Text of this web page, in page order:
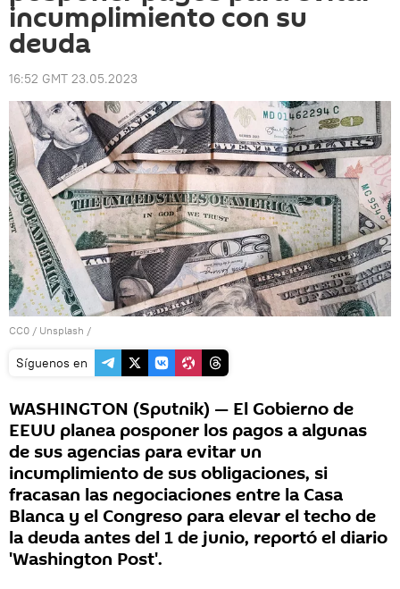
incumplimiento con su
deuda
16:52 GMT 23.05.2023
CC0 / Unsplash /
Síguenos en
WASHINGTON (Sputnik) — El Gobierno de
EEUU planea posponer los pagos a algunas
de sus agencias para evitar un
incumplimiento de sus obligaciones, si
fracasan las negociaciones entre la Casa
Blanca y el Congreso para elevar el techo de
la deuda antes del 1 de junio, reportó el diario
'Washington Post'.